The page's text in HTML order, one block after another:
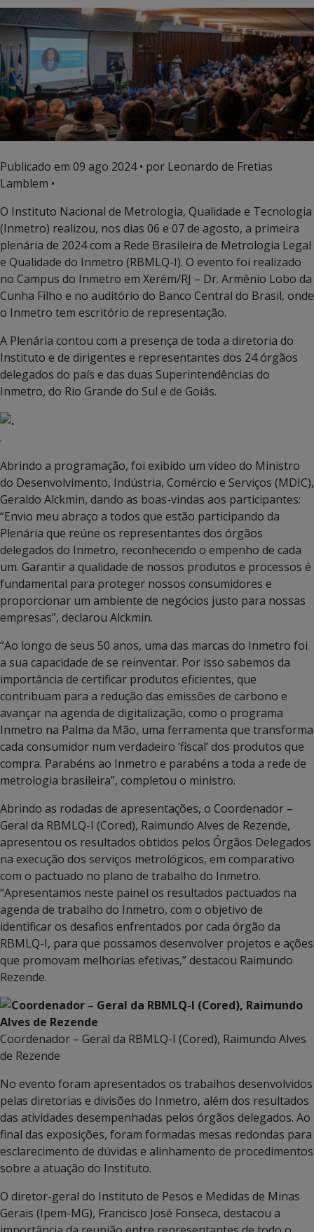
Publicado em 09 ago 2024• por Leonardo de Fretias
Lamblem •
O Instituto Nacional de Metrologia, Qualidade e Tecnologia
(Inmetro) realizou, nos dias 06 e 07 de agosto, a primeira
plenária de 2024 com a Rede Brasileira de Metrologia Legal
e Qualidade do Inmetro (RBMLQ-I). O evento foi realizado
no Campus do Inmetro em Xerém/RJ – Dr. Armênio Lobo da
Cunha Filho e no auditório do Banco Central do Brasil, onde
o Inmetro tem escritório de representação.
A Plenária contou com a presença de toda a diretoria do
Instituto e de dirigentes e representantes dos 24 órgãos
delegados do país e das duas Superintendências do
Inmetro, do Rio Grande do Sul e de Goiás.
.
Abrindo a programação, foi exibido um vídeo do Ministro
do Desenvolvimento, Indústria, Comércio e Serviços (MDIC),
Geraldo Alckmin, dando as boas-vindas aos participantes:
“Envio meu abraço a todos que estão participando da
Plenária que reúne os representantes dos órgãos
delegados do Inmetro, reconhecendo o empenho de cada
um. Garantir a qualidade de nossos produtos e processos é
fundamental para proteger nossos consumidores e
proporcionar um ambiente de negócios justo para nossas
empresas”, declarou Alckmin.
“Ao longo de seus 50 anos, uma das marcas do Inmetro foi
a sua capacidade de se reinventar. Por isso sabemos da
importância de certificar produtos eficientes, que
contribuam para a redução das emissões de carbono e
avançar na agenda de digitalização, como o programa
Inmetro na Palma da Mão, uma ferramenta que transforma
cada consumidor num verdadeiro ‘fiscal’ dos produtos que
compra. Parabéns ao Inmetro e parabéns a toda a rede de
metrologia brasileira”, completou o ministro.
Abrindo as rodadas de apresentações, o Coordenador –
Geral da RBMLQ-I (Cored), Raimundo Alves de Rezende,
apresentou os resultados obtidos pelos Órgãos Delegados
na execução dos serviços metrológicos, em comparativo
com o pactuado no plano de trabalho do Inmetro.
“Apresentamos neste painel os resultados pactuados na
agenda de trabalho do Inmetro, com o objetivo de
identificar os desafios enfrentados por cada órgão da
RBMLQ-I, para que possamos desenvolver projetos e ações
que promovam melhorias efetivas,” destacou Raimundo
Rezende.
Coordenador – Geral da RBMLQ-I (Cored), Raimundo Alves
de Rezende
No evento foram apresentados os trabalhos desenvolvidos
pelas diretorias e divisões do Inmetro, além dos resultados
das atividades desempenhadas pelos órgãos delegados. Ao
final das exposições, foram formadas mesas redondas para
esclarecimento de dúvidas e alinhamento de procedimentos
sobre a atuação do Instituto.
O diretor-geral do Instituto de Pesos e Medidas de Minas
Gerais (Ipem-MG), Francisco José Fonseca, destacou a